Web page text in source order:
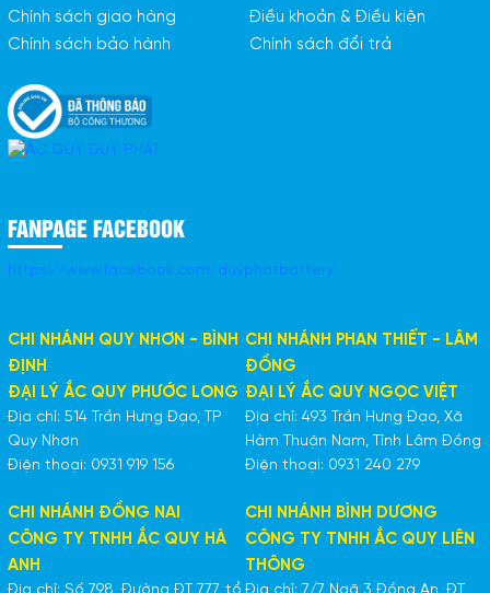
Chính sách giao hàng
Điều khoản & Điều kiện
Chính sách bảo hành
Chính sách đổi trả
FANPAGE FACEBOOK
https://www.facebook.com/duyphatbattery
CHI NHÁNH QUY NHƠN - BÌNH
ĐỊNH
ĐẠI LÝ ẮC QUY PHƯỚC LONG
Địa chỉ: 514 Trần Hưng Đạo, TP
Quy Nhơn
Điện thoại: 0931 919 156
CHI NHÁNH PHAN THIẾT - LÂM
ĐỒNG
ĐẠI LÝ ẮC QUY NGỌC VIỆT
Địa chỉ: 493 Trần Hưng Đạo, Xã
Hàm Thuận Nam, Tỉnh Lâm Đồng
Điện thoại: 0931 240 279
CHI NHÁNH ĐỒNG NAI
CÔNG TY TNHH ẮC QUY HÀ
ANH
CHI NHÁNH BÌNH DƯƠNG
CÔNG TY TNHH ẮC QUY LIÊN
THÔNG